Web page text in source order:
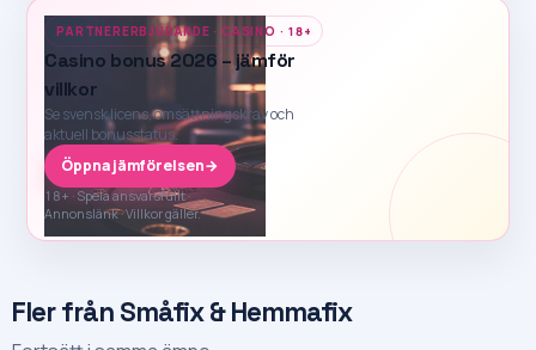
PARTNERERBJUDANDE · CASINO · 18+
Casino bonus 2026 – jämför
villkor
Se svensk licens, omsättningskrav och
aktuell bonusstatus.
Öppna jämförelsen→
18+ · Spela ansvarsfullt ·
Annonslänk · Villkor gäller.
Fler från Småfix & Hemmafix